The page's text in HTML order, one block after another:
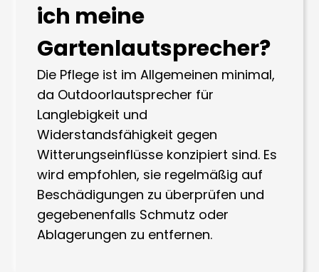
ich meine
Gartenlautsprecher?
Die Pflege ist im Allgemeinen minimal,
da Outdoorlautsprecher für
Langlebigkeit und
Widerstandsfähigkeit gegen
Witterungseinflüsse konzipiert sind. Es
wird empfohlen, sie regelmäßig auf
Beschädigungen zu überprüfen und
gegebenenfalls Schmutz oder
Ablagerungen zu entfernen.